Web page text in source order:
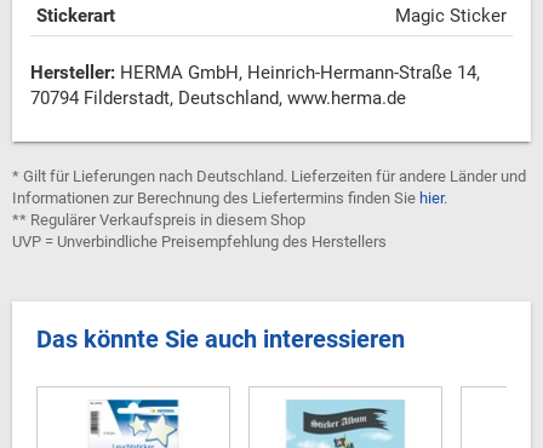
Stickerart
Magic Sticker
Hersteller: HERMA GmbH, Heinrich-Hermann-Straße 14,
70794 Filderstadt, Deutschland, www.herma.de
* Gilt für Lieferungen nach Deutschland. Lieferzeiten für andere Länder und
Informationen zur Berechnung des Liefertermins finden Sie hier.
** Regulärer Verkaufspreis in diesem Shop
UVP = Unverbindliche Preisempfehlung des Herstellers
Das könnte Sie auch interessieren